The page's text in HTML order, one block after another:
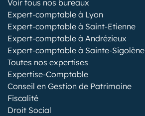
Voir tous nos bureaux
Expert-comptable à Lyon
Expert-comptable à Saint-Etienne
Expert-comptable à Andrézieux
Expert-comptable à Sainte-Sigolène
Toutes nos expertises
Expertise-Comptable
Conseil en Gestion de Patrimoine
Fiscalité
Droit Social